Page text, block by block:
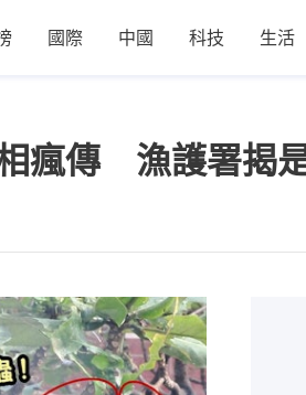
國際 中國 科技 生活
瘋傳 漁護署揭